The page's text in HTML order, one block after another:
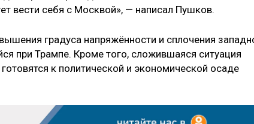
вести себя с Москвой», — написал Пушков.
градуса напряжённости и сплочения
при Трампе. Кроме того, сложившаяся ситуация
к политической и экономической осаде